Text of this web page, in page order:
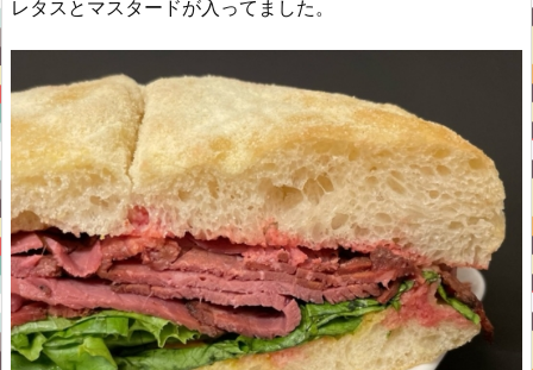
レタスとマスタードが入ってました。